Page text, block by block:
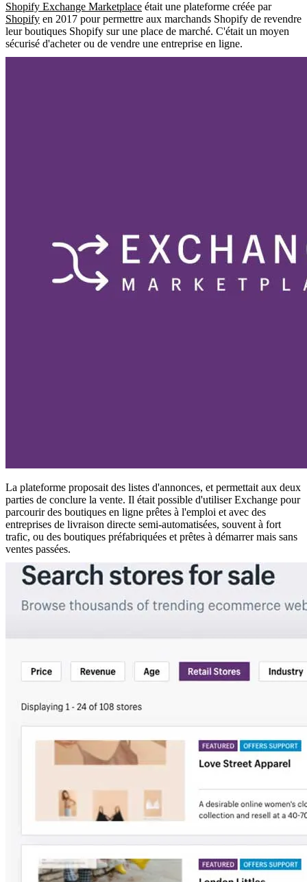
Shopify Exchange Marketplace était une plateforme créée par
Shopify en 2017 pour permettre aux marchands Shopify de revendre
leur boutiques Shopify sur une place de marché. C'était un moyen
sécurisé d'acheter ou de vendre une entreprise en ligne.
La plateforme proposait des listes d'annonces, et permettait aux deux
parties de conclure la vente. Il était possible d'utiliser Exchange pour
parcourir des boutiques en ligne prêtes à l'emploi et avec des
entreprises de livraison directe semi-automatisées, souvent à fort
trafic, ou des boutiques préfabriquées et prêtes à démarrer mais sans
ventes passées.